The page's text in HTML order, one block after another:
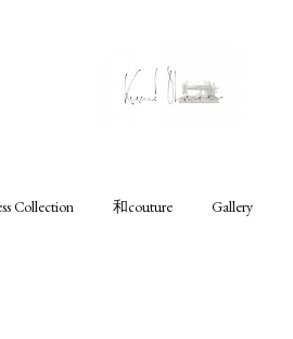
Collection 和couture Gallery